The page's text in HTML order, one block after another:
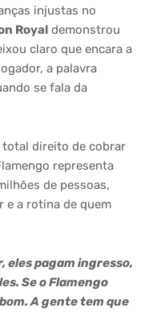
injustas no
Royal demonstrou
claro que encara a
a palavra
se fala da
total direito de cobrar
representa
de pessoas,
e a rotina de quem
eles pagam ingresso,
Se o Flamengo
A gente tem que